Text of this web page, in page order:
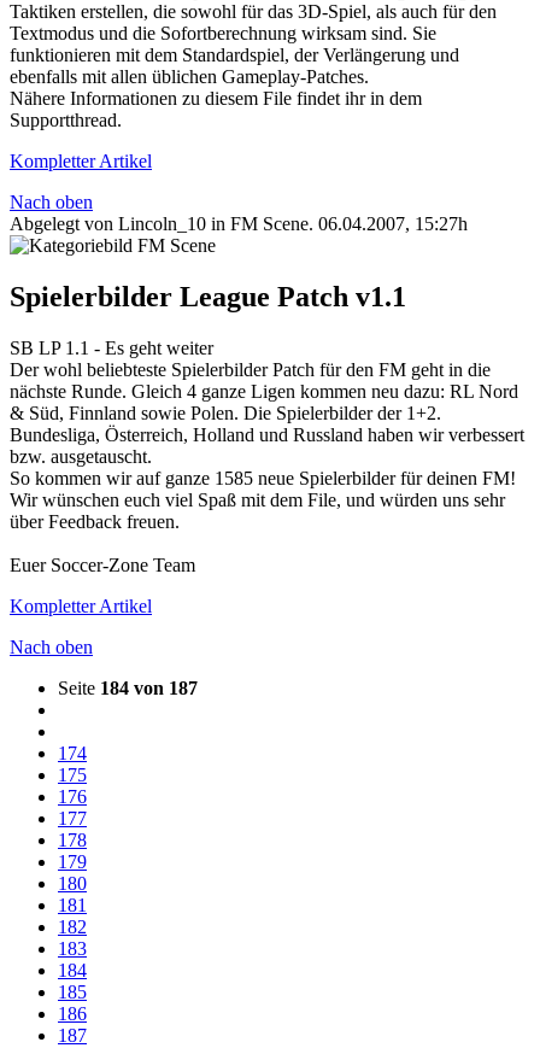
Taktiken erstellen, die sowohl für das 3D-Spiel, als auch für den
Textmodus und die Sofortberechnung wirksam sind. Sie
funktionieren mit dem Standardspiel, der Verlängerung und
ebenfalls mit allen üblichen Gameplay-Patches.
Nähere Informationen zu diesem File findet ihr in dem
Supportthread.
Kompletter Artikel
Nach oben
Abgelegt von Lincoln_10 in FM Scene. 06.04.2007, 15:27h
Spielerbilder League Patch v1.1
SB LP 1.1 - Es geht weiter
Der wohl beliebteste Spielerbilder Patch für den FM geht in die
nächste Runde. Gleich 4 ganze Ligen kommen neu dazu: RL Nord
& Süd, Finnland sowie Polen. Die Spielerbilder der 1+2.
Bundesliga, Österreich, Holland und Russland haben wir verbessert
bzw. ausgetauscht.
So kommen wir auf ganze 1585 neue Spielerbilder für deinen FM!
Wir wünschen euch viel Spaß mit dem File, und würden uns sehr
über Feedback freuen.
Euer Soccer-Zone Team
Kompletter Artikel
Nach oben
Seite 184 von 187
174
175
176
177
178
179
180
181
182
183
184
185
186
187